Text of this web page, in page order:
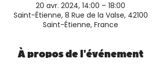
20 avr. 2024, 14:00 – 18:00
Saint-Étienne, 8 Rue de la Valse, 42100
Saint-Étienne, France
À propos de l'événement